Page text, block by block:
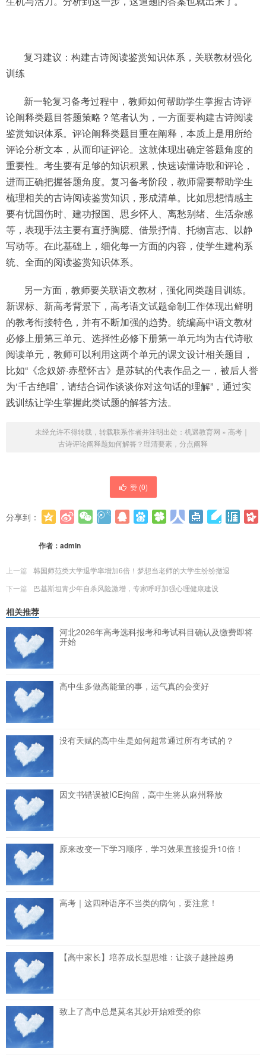
复习建议：构建古诗阅读鉴赏知识体系，关联教材强化
训练
新一轮复习备考过程中，教师如何帮助学生掌握古诗评
论阐释类题目答题策略？笔者认为，一方面要构建古诗阅读
鉴赏知识体系。评论阐释类题目重在阐释，本质上是用所给
评论分析文本，从而印证评论。这就体现出确定答题角度的
重要性。考生要有足够的知识积累，快速读懂诗歌和评论，
进而正确把握答题角度。复习备考阶段，教师需要帮助学生
梳理相关的古诗阅读鉴赏知识，形成清单。比如思想情感主
要有忧国伤时、建功报国、思乡怀人、离愁别绪、生活杂感
等，表现手法主要有直抒胸臆、借景抒情、托物言志、以静
写动等。在此基础上，细化每一方面的内容，使学生建构系
统、全面的阅读鉴赏知识体系。
另一方面，教师要关联语文教材，强化同类题目训练。
新课标、新高考背景下，高考语文试题命制工作体现出鲜明
的教考衔接特色，并有不断加强的趋势。统编高中语文教材
必修上册第三单元、选择性必修下册第一单元均为古代诗歌
阅读单元，教师可以利用这两个单元的课文设计相关题目，
比如“《念奴娇·赤壁怀古》是苏轼的代表作品之一，被后人誉
为‘千古绝唱’，请结合词作谈谈你对这句话的理解”，通过实
践训练让学生掌握此类试题的解答方法。
未经允许不得转载，转载联系作者并注明出处： 机遇教育网 » 高考｜
古诗评论阐释题如何解答？理清要素，分点阐释
赞 (0)
分享到：
作者： admin
上一篇
韩国师范类大学退学率增加6倍！梦想当老师的大学生纷纷撤退
下一篇
巴基斯坦青少年自杀风险激增，专家呼吁加强心理健康建设
相关推荐
河北2026年高考选科报考和考试科目确认及缴费即将
开始
高中生多做高能量的事，运气真的会变好
没有天赋的高中生是如何超常通过所有考试的？
因文书错误被ICE拘留，高中生将从麻州释放
原来改变一下学习顺序，学习效果直接提升10倍！
高考｜这四种语序不当类的病句，要注意！
【高中家长】培养成长型思维：让孩子越挫越勇
致上了高中总是莫名其妙开始难受的你